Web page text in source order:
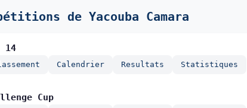
de Yacouba Camara
14
Calendrier Resultats Statistiques
Cup